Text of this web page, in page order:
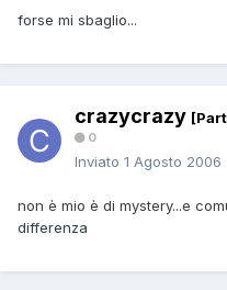
forse mi sbaglio...
crazycrazy
0
Inviato 1 Agosto 2006
non è mio è di mystery...e
differenza